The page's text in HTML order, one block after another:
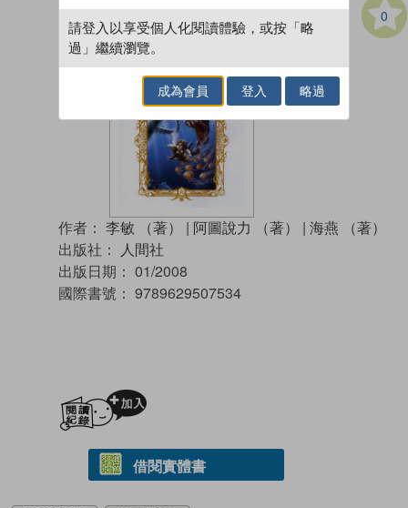
0
作者： 李敏 （著） | 阿圖說力 （著） | 海燕 （著）
出版社：
人間社
出版日期： 01/2008
國際書號： 9789629507534
借閱實體書
請登入以享受個人化閱讀體驗，或按「略
過」繼續瀏覽。
成為會員 登入 略過